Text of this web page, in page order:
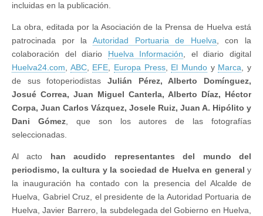
incluidas en la publicación.
La obra, editada por la Asociación de la Prensa de Huelva está
patrocinada por la Autoridad Portuaria de Huelva, con la
colaboración del diario Huelva Información, el diario digital
Huelva24.com, ABC, EFE, Europa Press, El Mundo y Marca, y
de sus fotoperiodistas Julián Pérez, Alberto Domínguez,
Josué Correa, Juan Miguel Canterla, Alberto Díaz, Héctor
Corpa, Juan Carlos Vázquez, Josele Ruiz, Juan A. Hipólito y
Dani Gómez, que son los autores de las fotografías
seleccionadas.
Al acto han acudido representantes del mundo del
periodismo, la cultura y la sociedad de Huelva en general y
la inauguración ha contado con la presencia del Alcalde de
Huelva, Gabriel Cruz, el presidente de la Autoridad Portuaria de
Huelva, Javier Barrero, la subdelegada del Gobierno en Huelva,